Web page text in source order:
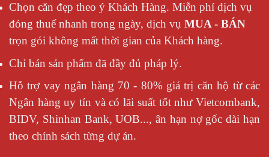
Chọn căn đẹp theo ý Khách Hàng. Miễn phí dịch vụ
đóng thuế nhanh trong ngày, dịch vụ MUA - BÁN
trọn gói không mất thời gian của Khách hàng.
Chỉ bán sản phẩm đã đầy đủ pháp lý.
Hỗ trợ vay ngân hàng 70 - 80% giá trị căn hộ từ các
Ngân hàng uy tín và có lãi suất tốt như Vietcombank,
BIDV, Shinhan Bank, UOB..., ân hạn nợ gốc dài hạn
theo chính sách từng dự án.